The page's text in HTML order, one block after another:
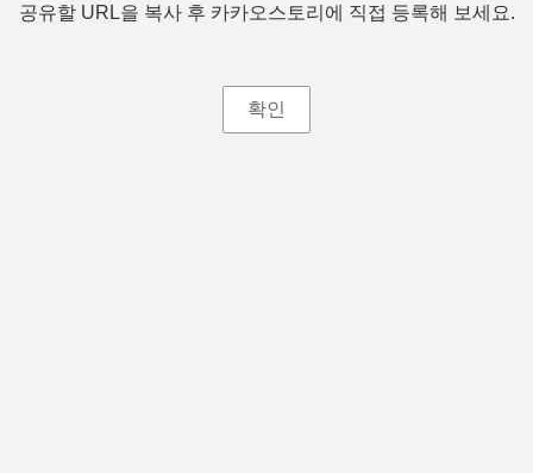
공유할 URL을 복사 후 카카오스토리에 직접 등록해 보세요.
확인